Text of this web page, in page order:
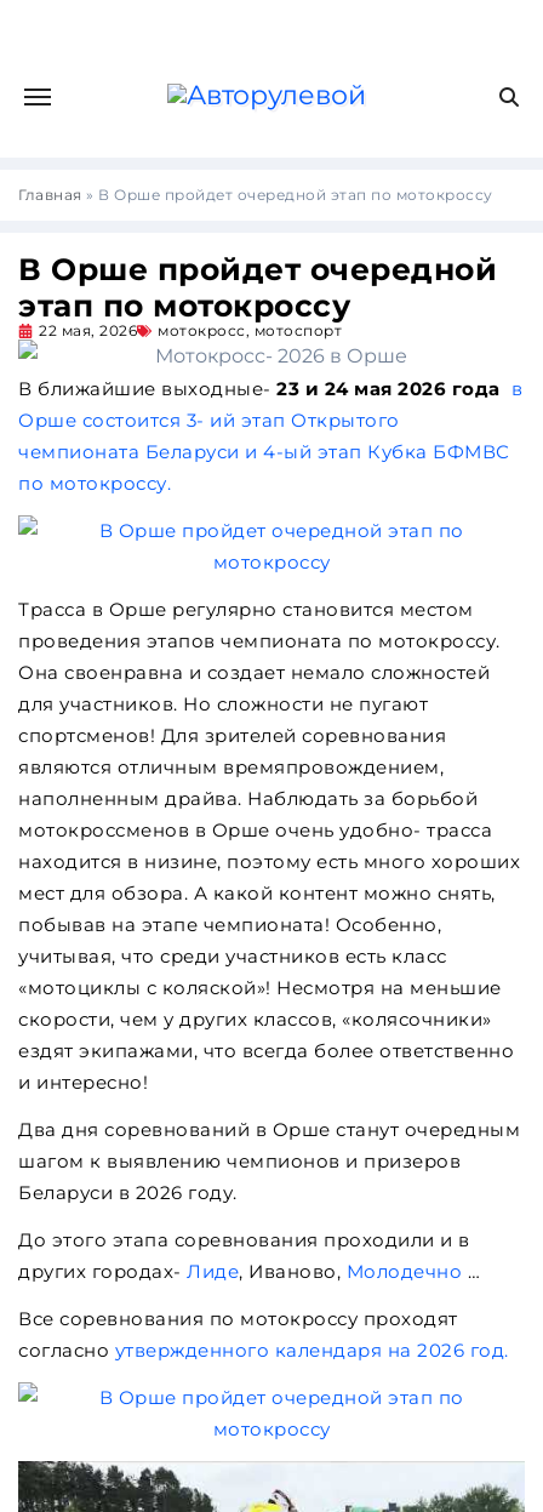
Главная » В Орше пройдет очередной этап по мотокроссу
В Орше пройдет очередной
этап по мотокроссу
22 мая, 2026 мотокросс, мотоспорт
В ближайшие выходные- 23 и 24 мая 2026 года в
Орше состоится 3- ий этап Открытого
чемпионата Беларуси и 4-ый этап Кубка БФМВС
по мотокроссу.
Трасса в Орше регулярно становится местом
проведения этапов чемпионата по мотокроссу.
Она своенравна и создает немало сложностей
для участников. Но сложности не пугают
спортсменов! Для зрителей соревнования
являются отличным времяпровождением,
наполненным драйва. Наблюдать за борьбой
мотокроссменов в Орше очень удобно- трасса
находится в низине, поэтому есть много хороших
мест для обзора. А какой контент можно снять,
побывав на этапе чемпионата! Особенно,
учитывая, что среди участников есть класс
«мотоциклы с коляской»! Несмотря на меньшие
скорости, чем у других классов, «колясочники»
ездят экипажами, что всегда более ответственно
и интересно!
Два дня соревнований в Орше станут очередным
шагом к выявлению чемпионов и призеров
Беларуси в 2026 году.
До этого этапа соревнования проходили и в
других городах- Лиде, Иваново, Молодечно …
Все соревнования по мотокроссу проходят
согласно утвержденного календаря на 2026 год.